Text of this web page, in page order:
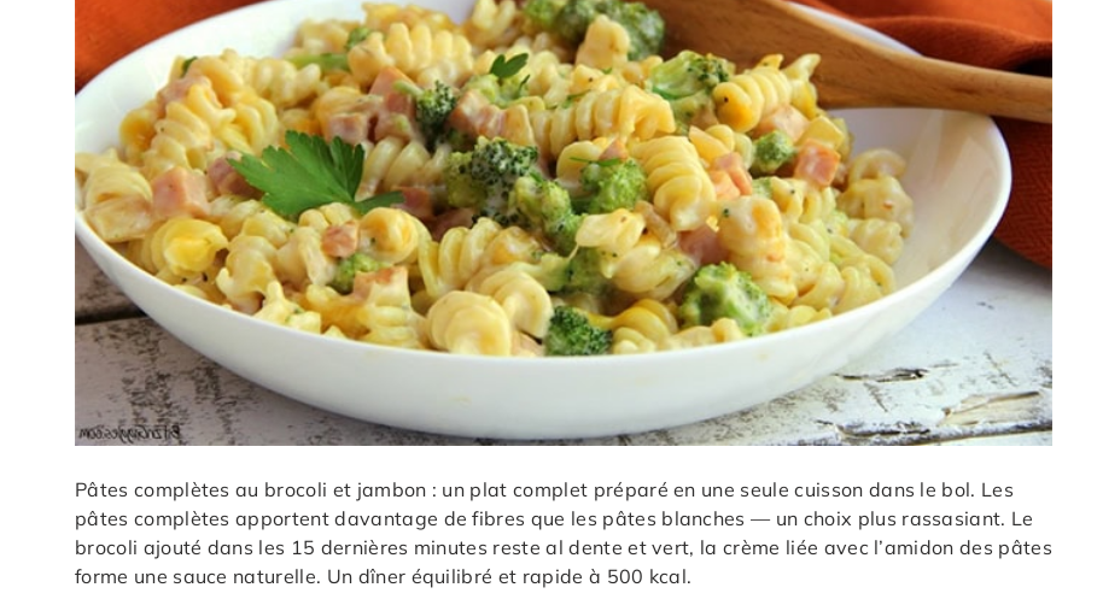
Pâtes complètes au brocoli et jambon : un plat complet préparé en une seule cuisson dans le bol. Les
pâtes complètes apportent davantage de fibres que les pâtes blanches — un choix plus rassasiant. Le
brocoli ajouté dans les 15 dernières minutes reste al dente et vert, la crème liée avec l’amidon des pâtes
forme une sauce naturelle. Un dîner équilibré et rapide à 500 kcal.